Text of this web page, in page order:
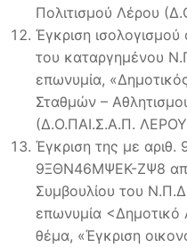
Πολιτισμού Λέρου
Έγκριση
του καταργημένου
επωνυμία,
Σταθμών –
(Δ.Ο.ΠΑΙ.Σ.Α.Π.
Έγκριση της με
9ΞΘΝ46ΜΨΕΚ-ΖΨ8
Συμβουλίου του
επωνυμία <Δημοτικό
θέμα, «Έγκριση